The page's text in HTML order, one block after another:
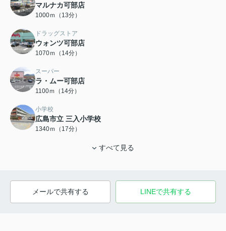
マルナカ可部店
1000ｍ（13分）
ドラッグストア
ウォンツ可部店
1070ｍ（14分）
スーパー
ラ・ムー可部店
1100ｍ（14分）
小学校
広島市立 三入小学校
1340ｍ（17分）
すべて見る
メールで共有する LINEで共有する